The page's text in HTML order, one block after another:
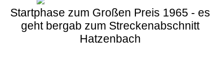
Startphase zum Großen Preis 1965 - es
geht bergab zum Streckenabschnitt
Hatzenbach